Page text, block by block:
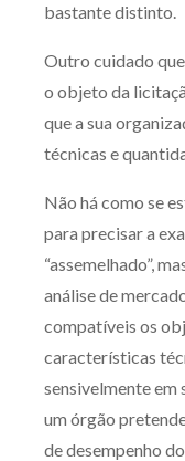
bastante distinto.
Outro cuidado
o objeto da
que a sua
técnicas e
Não há como se
para precisar a
“assemelhado”,
análise de
compatíveis os
características
sensivelmente em
um órgão
de desempenho